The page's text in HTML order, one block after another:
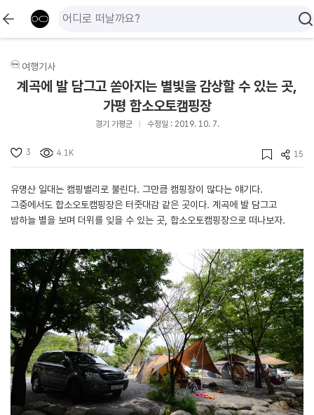
여행기사
계곡에 발 담그고 쏟아지는 별빛을 감상할 수 있는 곳,
가평 합소오토캠핑장
경기 가평군 수정일 : 2019. 10. 7.
3 4.1K 15
유명산 일대는 캠핑밸리로 불린다. 그만큼 캠핑장이 많다는 얘기다.
그중에서도 합소오토캠핑장은 터줏대감 같은 곳이다. 계곡에 발 담그고
밤하늘 별을 보며 더위를 잊을 수 있는 곳, 합소오토캠핑장으로 떠나보자.